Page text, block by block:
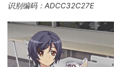
识别编码：ADCC32C27E